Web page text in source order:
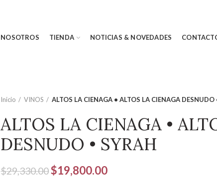
NOSOTROS TIENDA NOTICIAS & NOVEDADES
Inicio VINOS ALTOS LA CIENAGA • ALTOS LA CIENAGA DESNUDO
ALTOS LA CIENAGA •
DESNUDO • SYRAH
$29,330.00El
$19,800.00El